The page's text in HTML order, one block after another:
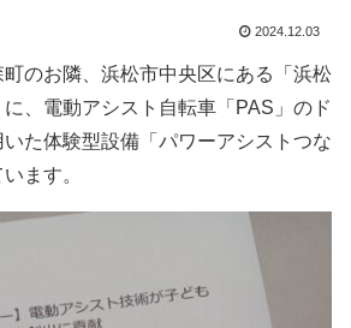
2024.12.03
のお隣、浜松市中央区にある「浜松
、電動アシスト自転車「PAS」のド
た体験型設備「パワーアシストつな
ます。